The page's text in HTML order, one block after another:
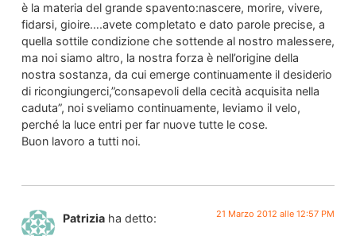
è la materia del grande spavento:nascere, morire, vivere,
fidarsi, gioire….avete completato e dato parole precise, a
quella sottile condizione che sottende al nostro malessere,
ma noi siamo altro, la nostra forza è nell’origine della
nostra sostanza, da cui emerge continuamente il desiderio
di ricongiungerci,”consapevoli della cecità acquisita nella
caduta”, noi sveliamo continuamente, leviamo il velo,
perché la luce entri per far nuove tutte le cose.
Buon lavoro a tutti noi.
Patrizia ha detto: 21 Marzo 2012 alle 12:57 PM